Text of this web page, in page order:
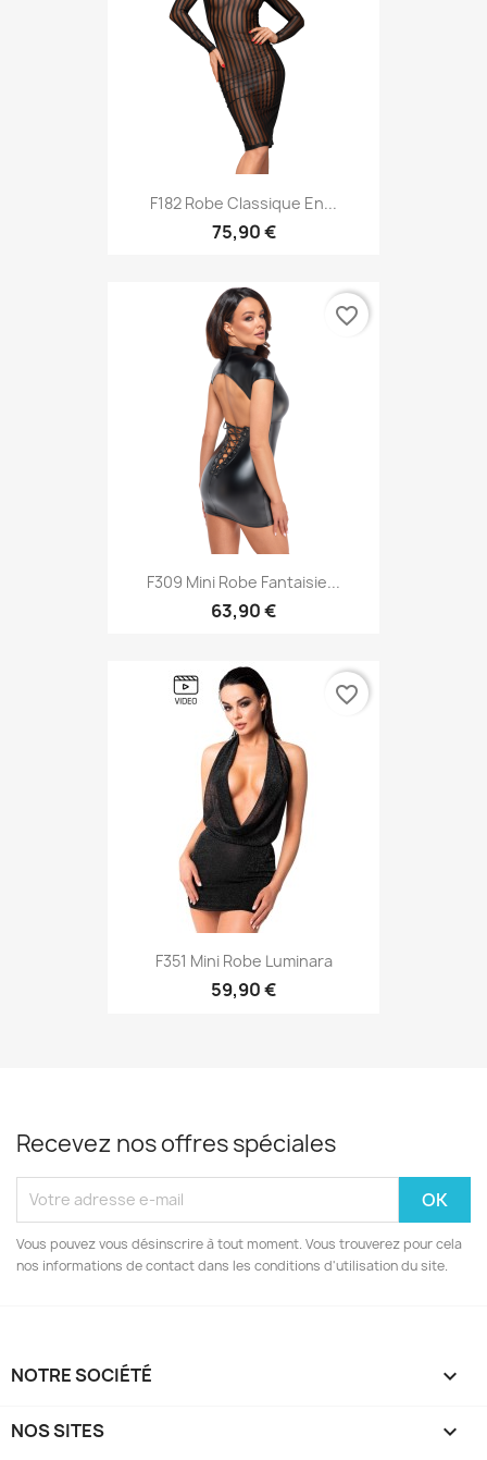
F182 Robe Classique En...
75,90 €
F309 Mini Robe Fantaisie...
63,90 €
favorite_border
F351 Mini Robe Luminara
59,90 €
favorite_border
Recevez nos offres spéciales
Vous pouvez vous désinscrire à tout moment. Vous trouverez pour cela
nos informations de contact dans les conditions d'utilisation du site.
NOTRE SOCIÉTÉ 
NOS SITES 